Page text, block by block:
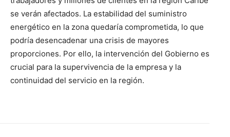
se verán afectados. La estabilidad del suministro
energético en la zona quedaría comprometida, lo que
podría desencadenar una crisis de mayores
proporciones. Por ello, la intervención del Gobierno es
crucial para la supervivencia de la empresa y la
continuidad del servicio en la región.